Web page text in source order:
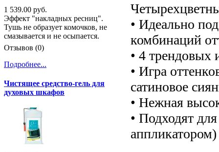
• Идеально
комбинаций
• 4 трендовых
• Игра
сатиновое
• Нежная
• Подходят
аппликатором)
1 539.00 руб.
Эффект "накладных ресниц".
Тушь не образует комочков, не
смазывается и не осыпается.
Отзывов (0)
Подробнее...
Чистящее средство-гель для
духовых шкафов